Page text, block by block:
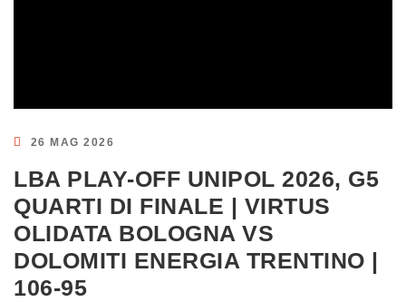
26 MAG 2026
LBA PLAY-OFF UNIPOL 2026, G5
QUARTI DI FINALE | VIRTUS
OLIDATA BOLOGNA VS
DOLOMITI ENERGIA TRENTINO |
106-95